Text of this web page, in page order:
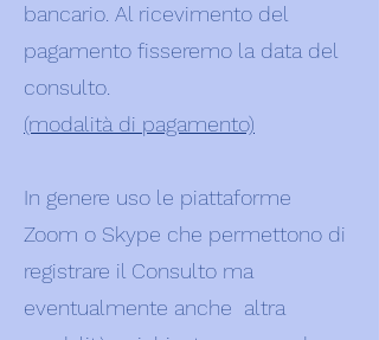
bancario. Al ricevimento del
pagamento fisseremo la data del
consulto.
(modalità di pagamento)
In genere uso le piattaforme
Zoom o Skype che permettono di
registrare il Consulto ma
eventualmente anche altra